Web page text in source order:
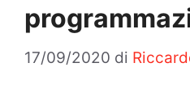
17/09/2020 di